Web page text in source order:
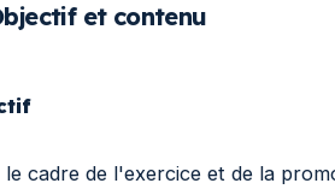
et contenu
le cadre de l'exercice et de la